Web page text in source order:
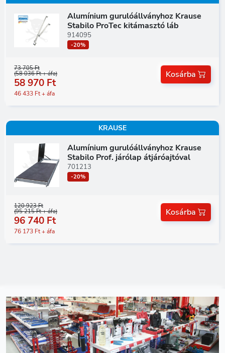
Alumínium gurulóállványhoz Krause
Stabilo ProTec kitámasztó láb
914095
-20%
73 705 Ft
(58 036 Ft + áfa)
58 970 Ft
46 433 Ft + áfa
Kosárba
KRAUSE
Alumínium gurulóállványhoz Krause
Stabilo Prof. járólap átjáróajtóval
701213
-20%
120 923 Ft
(95 215 Ft + áfa)
96 740 Ft
76 173 Ft + áfa
Kosárba